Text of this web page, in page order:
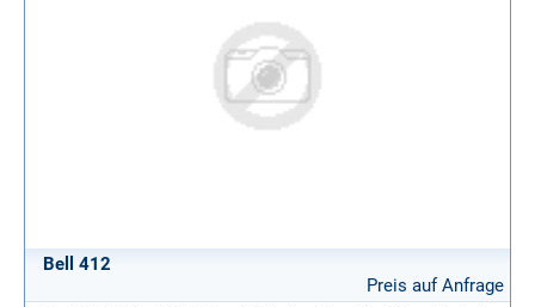
Bell 412
Preis auf Anfrage